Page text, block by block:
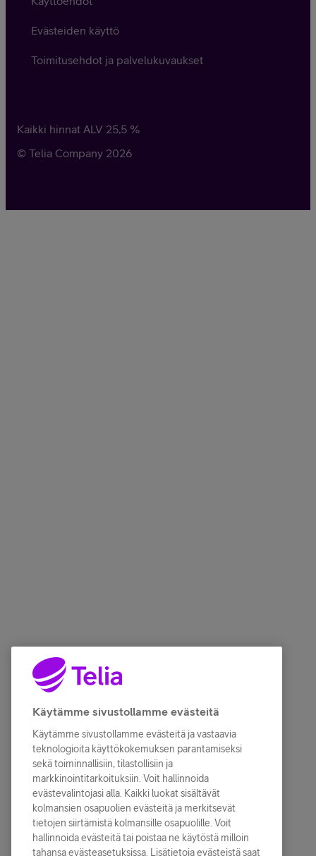
Evästeiden käyttö
Toimitusehdot ja palvelukuvaukset
Kaikki hinnat ALV 25,5 %
© Telia Company 2026
Käytämme sivustollamme evästeitä
Käytämme sivustollamme evästeitä ja vastaavia
teknologioita käyttökokemuksen parantamiseksi
sekä toiminnallisiin, tilastollisiin ja
markkinointitarkoituksiin. Voit hallinnoida
evästevalintojasi alla. Kaikki luokat sisältävät
kolmansien osapuolien evästeitä ja merkitsevät
tietojen siirtämistä kolmansille osapuolille. Voit
hallinnoida evästeitä tai poistaa ne käytöstä milloin
tahansa evästeasetuksissa. Lisätietoja evästeistä saat